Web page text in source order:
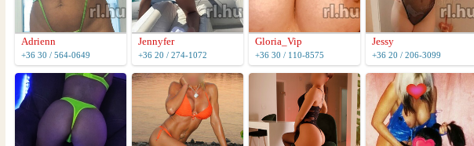
Adrienn
+36 30 / 564-0649
Jennyfer
+36 20 / 274-1072
Gloria_Vip
+36 30 / 110-8575
Jessy
+36 20 / 206-3099